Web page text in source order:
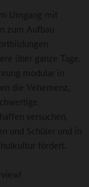
Umgang mit
zum Aufbau
über ganze Tage.
modular in
die Vehemenz,
versuchen,
und Schüler und in
fördert.